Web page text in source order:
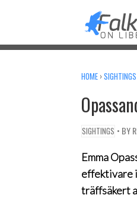
HOME ›SIGHTINGS
SIGHTINGS • BY
Emma
effektivare
träffsäkert